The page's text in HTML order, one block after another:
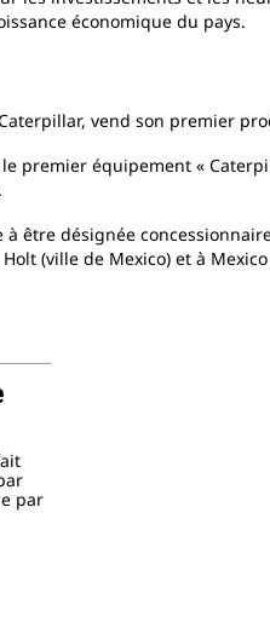
économique du pays.
vend son premier
premier équipement «
être désignée
(ville de Mexico) et à
par